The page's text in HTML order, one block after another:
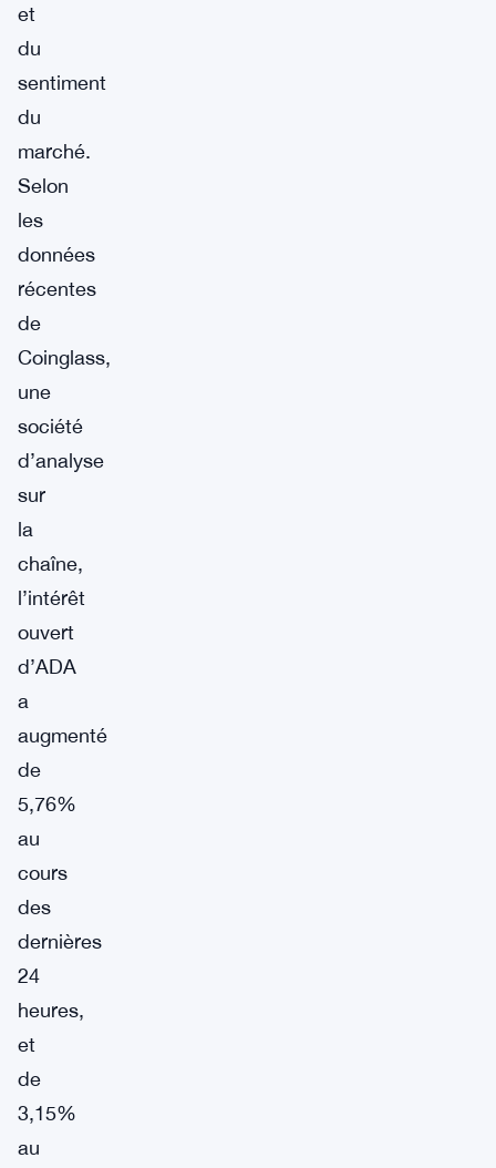
et
du
sentiment
du
marché.
Selon
les
données
récentes
de
Coinglass,
une
société
d’analyse
sur
la
chaîne,
l’intérêt
ouvert
d’ADA
a
augmenté
de
5,76%
au
cours
des
dernières
24
heures,
et
de
3,15%
au